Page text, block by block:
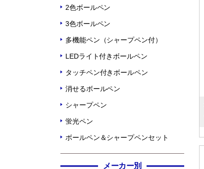
2色ボールペン
3色ボールペン
多機能ペン（シャープペン付）
LEDライト付きボールペン
タッチペン付きボールペン
消せるボールペン
シャープペン
蛍光ペン
ボールペン＆シャープペンセット
メーカー別